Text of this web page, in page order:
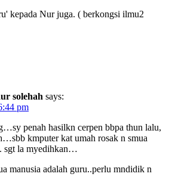
kepada Nur juga. ( berkongsi ilmu2
solehah says:
pm
penah hasilkn cerpen bbpa thun lalu,
kmputer kat umah rosak n smua
sgt la myedihkan…
manusia adalah guru..perlu mndidik n